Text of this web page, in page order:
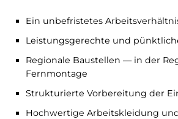
Ein unbefristetes
Leistungsgerechte und
Regionale Baustellen — in der
Fernmontage
Strukturierte Vorbereitung der
Hochwertige Arbeitskleidung